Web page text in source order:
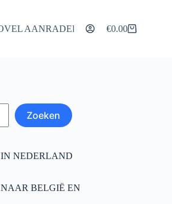
AANRADERS ARTIKELEN
Winkelwagen
€0.00
Zoeken
NEDERLAND
BELGIË EN